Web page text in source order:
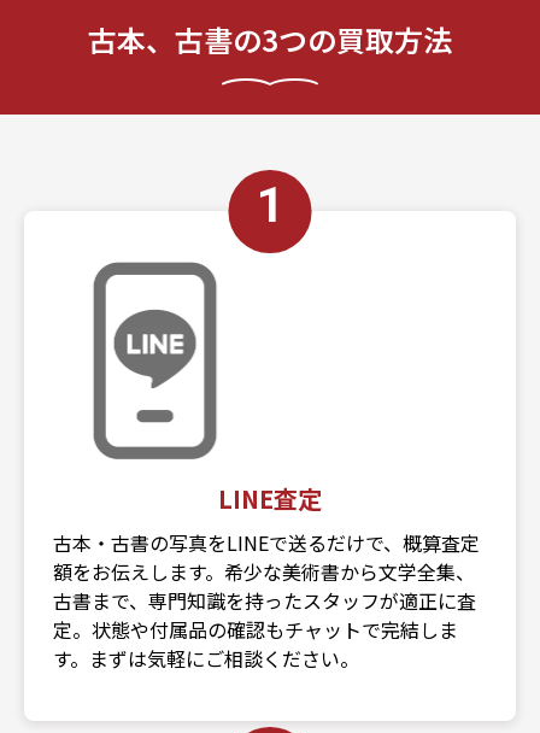
古本、古書の3つの買取方法
1
LINE査定
古本・古書の写真をLINEで送るだけで、概算査定
額をお伝えします。希少な美術書から文学全集、
古書まで、専門知識を持ったスタッフが適正に査
定。状態や付属品の確認もチャットで完結しま
す。まずは気軽にご相談ください。